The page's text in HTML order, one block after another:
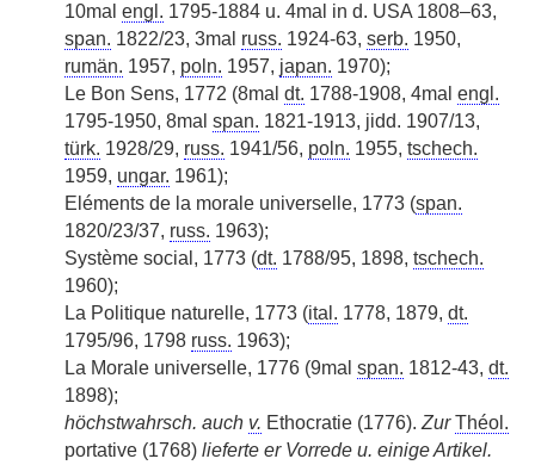
10mal engl. 1795-1884 u. 4mal in d. USA 1808–63,
span. 1822/23, 3mal russ. 1924-63, serb. 1950,
rumän. 1957, poln. 1957, japan. 1970);
Le Bon Sens, 1772 (8mal dt. 1788-1908, 4mal engl.
1795-1950, 8mal span. 1821-1913, jidd. 1907/13,
türk. 1928/29, russ. 1941/56, poln. 1955, tschech.
1959, ungar. 1961);
Eléments de la morale universelle, 1773 (span.
1820/23/37, russ. 1963);
Système social, 1773 (dt. 1788/95, 1898, tschech.
1960);
La Politique naturelle, 1773 (ital. 1778, 1879, dt.
1795/96, 1798 russ. 1963);
La Morale universelle, 1776 (9mal span. 1812-43, dt.
1898);
höchstwahrsch. auch v. Ethocratie (1776). Zur Théol.
portative (1768) lieferte er Vorrede u. einige Artikel.